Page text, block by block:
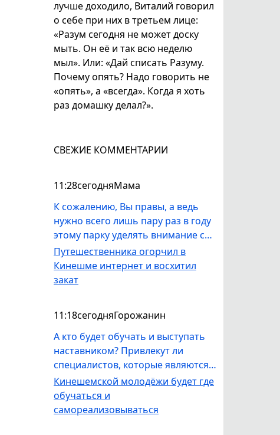
лучше доходило, Виталий говорил
о себе при них в третьем лице:
«Разум сегодня не может доску
мыть. Он её и так всю неделю
мыл». Или: «Дай списать Разуму.
Почему опять? Надо говорить не
«опять», а «всегда». Когда я хоть
раз домашку делал?».
СВЕЖИЕ КОММЕНТАРИИ
11:28сегодняМама
К сожалению, Вы правы, а ведь
нужно всего лишь пару раз в году
этому парку уделять внимание со
стороны УГХ - покос травы,
выпилка деревьев, вывоз мусора.
Как местная жительница, не вижу
Путешественника огорчил в
Кинешме интернет и восхитил
закат
11:18сегодняГорожанин
А кто будет обучать и выступать
наставником? Привлекут ли
специалистов, которые являются
профессионалами в своём деле и
смогут реально заинтересовать
ребят? Или проект для отмыва и
Кинешемской молодёжи будет где
обучаться и
самореализовываться